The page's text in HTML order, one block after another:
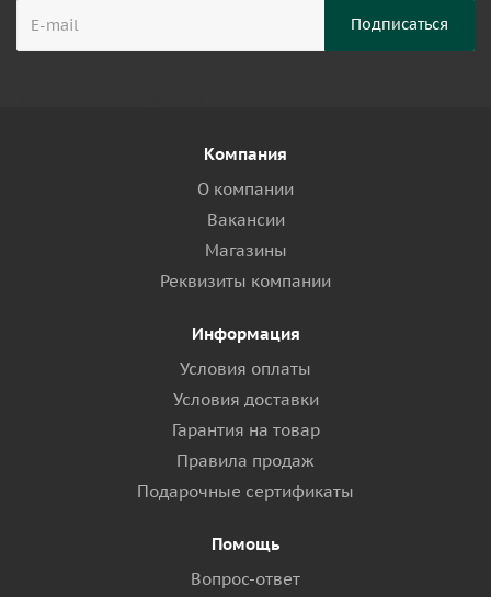
Компания
О компании
Вакансии
Магазины
Реквизиты компании
Информация
Условия оплаты
Условия доставки
Гарантия на товар
Правила продаж
Подарочные сертификаты
Помощь
Вопрос-ответ